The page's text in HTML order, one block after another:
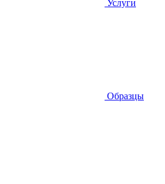
Услуги
Образцы